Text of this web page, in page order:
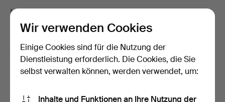
Mit u.a. Auktionskatalogen, Enladungen zu Veranstaltungen und
Neuigkeiten. Sie können das Abonnement ganz einfach
beenden, falls Sie nicht mehr interessiert sind.
Abonnieren Sie den Auctionet-Newsletter.
Mit u. a. Expertentipps, ausgewählten Objekten und Inspiration.
Wir verwenden Cookies
Einige Cookies sind für die Nutzung der
Dienstleistung erforderlich. Die Cookies, die Sie
selbst verwalten können, werden verwendet, um:
Inhalte und Funktionen an Ihre Nutzung der